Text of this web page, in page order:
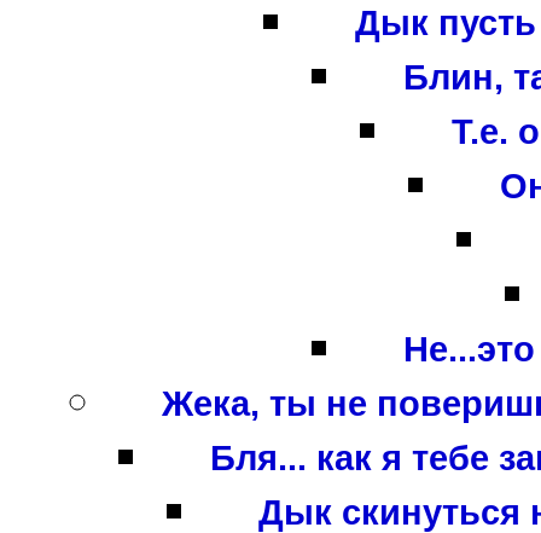
Дык пусть
Блин,
Т.е.
Жека, ты не
Бля... как я тебе
Дык скинуться